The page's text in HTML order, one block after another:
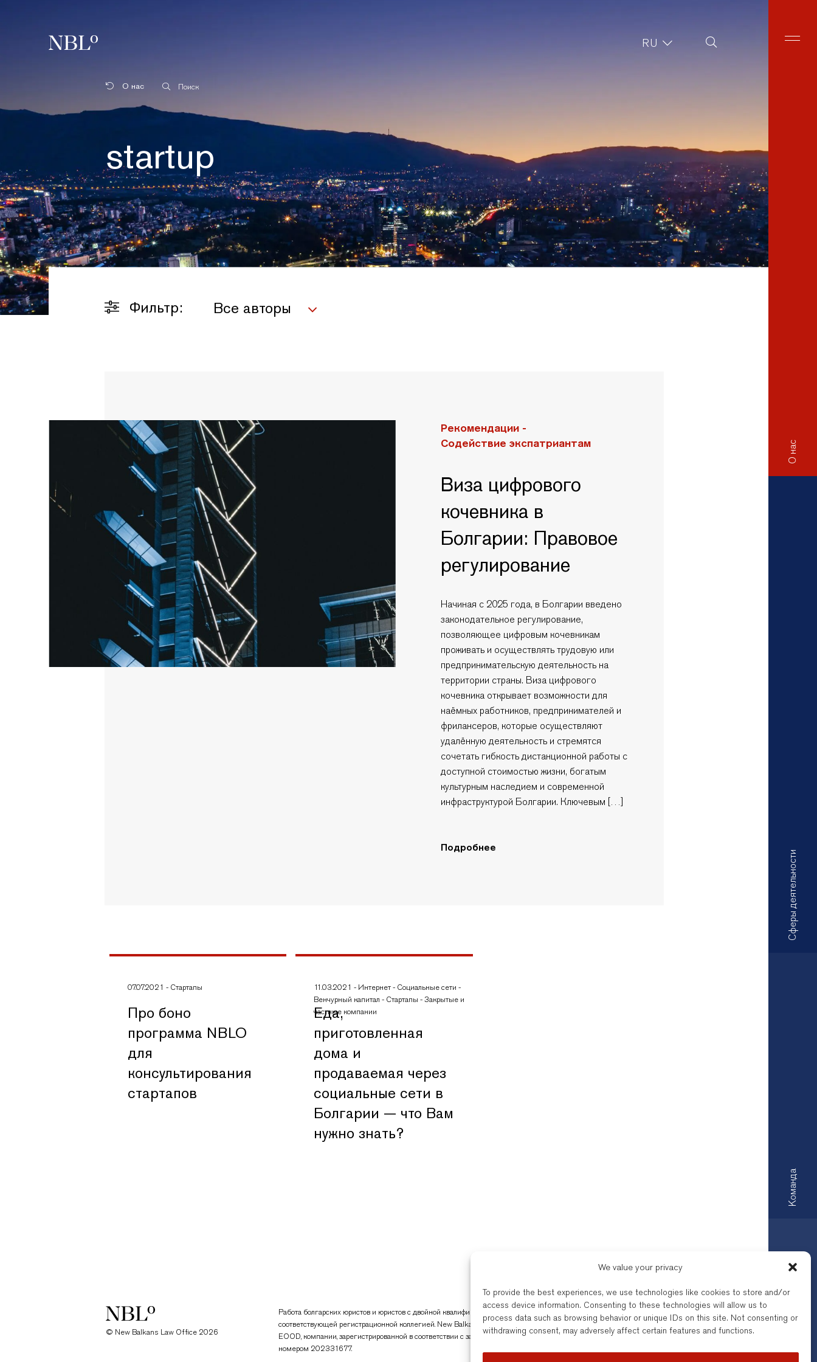
We value your privacy
To provide the best experiences, we use technologies like cookies to store and/or
access device information. Consenting to these technologies will allow us to
process data such as browsing behavior or unique IDs on this site. Not consenting or
withdrawing consent, may adversely affect certain features and functions.
New Balkans Law Office RU Поиск на сайте
О нас
Сферы деятельности
Kоманда
О нас Поиск
startup
Фильтр: Все авторы
Рекомендации -
Содействие экспатриантам
Виза цифрового
кочевника в
Болгарии: Правовое
регулирование
Начиная с 2025 года, в Болгарии введено
законодательное регулирование,
позволяющее цифровым кочевникам
проживать и осуществлять трудовую или
предпринимательскую деятельность на
территории страны. Виза цифрового
кочевника открывает возможности для
наёмных работников, предпринимателей и
фрилансеров, которые осуществляют
удалённую деятельность и стремятся
сочетать гибкость дистанционной работы с
доступной стоимостью жизни, богатым
культурным наследием и современной
инфраструктурой Болгарии. Ключевым […]
Подробнее
07.07.2021 - Стартапы
Про боно
программа NBLO
для
консультирования
стартапов
11.03.2021 - Интернет- Социальные сети -
Венчурный капитал - Стартапы -Закрытые и
частные компании
Еда,
приготовленная
дома и
продаваемая через
социальные сети в
Болгарии — что Вам
нужно знать?
New Balkans Law Office
© New Balkans Law Office 2026
Работа болгарских юристов и юристов с двойной квалификацией в New Balkans Law Office регулируется
соответствующей регистрационной коллегией. New Balkans Law Office — это торговая марка Legal Services
EOOD, компании, зарегистрированной в соответствии с законодательством Болгарии, с регистрационным
номером 202331677.